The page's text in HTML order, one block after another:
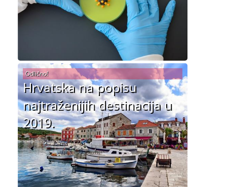
Hrvatska na popisu
najtraženijih destinacija u
2019.
Odlično!